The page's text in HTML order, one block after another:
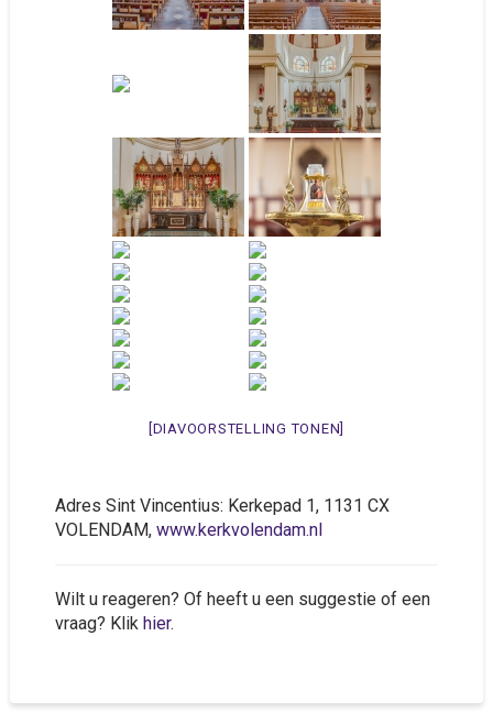
[DIAVOORSTELLING TONEN]
Adres Sint Vincentius: Kerkepad 1, 1131 CX
VOLENDAM, www.kerkvolendam.nl
Wilt u reageren? Of heeft u een suggestie of een
vraag? Klik hier.